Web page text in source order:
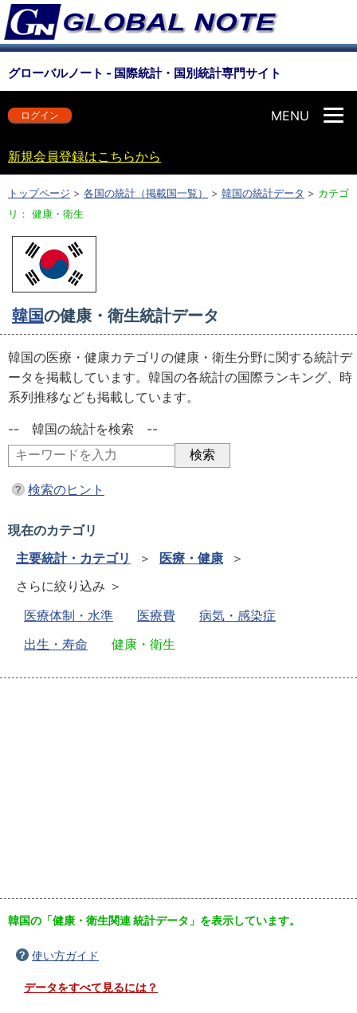
グローバルノート - 国際統計・国別統計専門サイト
MENU
ログイン
新規会員登録はこちらから
トップページ > 各国の統計（掲載国一覧） > 韓国の統計データ > カテゴ
リ： 健康・衛生
韓国の健康・衛生統計データ
韓国の医療・健康カテゴリの健康・衛生分野に関する統計デ
ータを掲載しています。韓国の各統計の国際ランキング、時
系列推移なども掲載しています。
-- 韓国の統計を検索 --
検索のヒント
現在のカテゴリ
主要統計・カテゴリ
＞ 医療・健康 ＞
さらに絞り込み ＞
医療体制・水準
医療費
病気・感染症
出生・寿命
健康・衛生
韓国の「健康・衛生関連 統計データ」を表示しています。
使い方ガイド
データをすべて見るには？